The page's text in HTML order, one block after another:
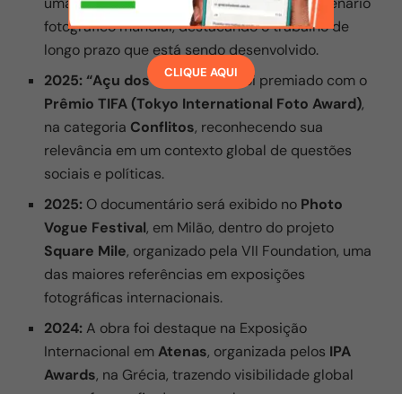
fotográfico mundial, destacando o trabalho de
longo prazo que está sendo desenvolvido.
2025: “Açu dos Desgostos”foi premiado com o
Prêmio TIFA (Tokyo International Foto Award),
na categoria Conflitos, reconhecendo sua
relevância em um contexto global de questões
sociais e políticas.
2025: O documentário será exibido no Photo
Vogue Festival, em Milão, dentro do projeto
Square Mile, organizado pela VII Foundation, uma
das maiores referências em exposições
fotográficas internacionais.
2024: A obra foi destaque na Exposição
Internacional emAtenas, organizada pelos IPA
Awards, na Grécia, trazendo visibilidade global
CLIQUE AQUI